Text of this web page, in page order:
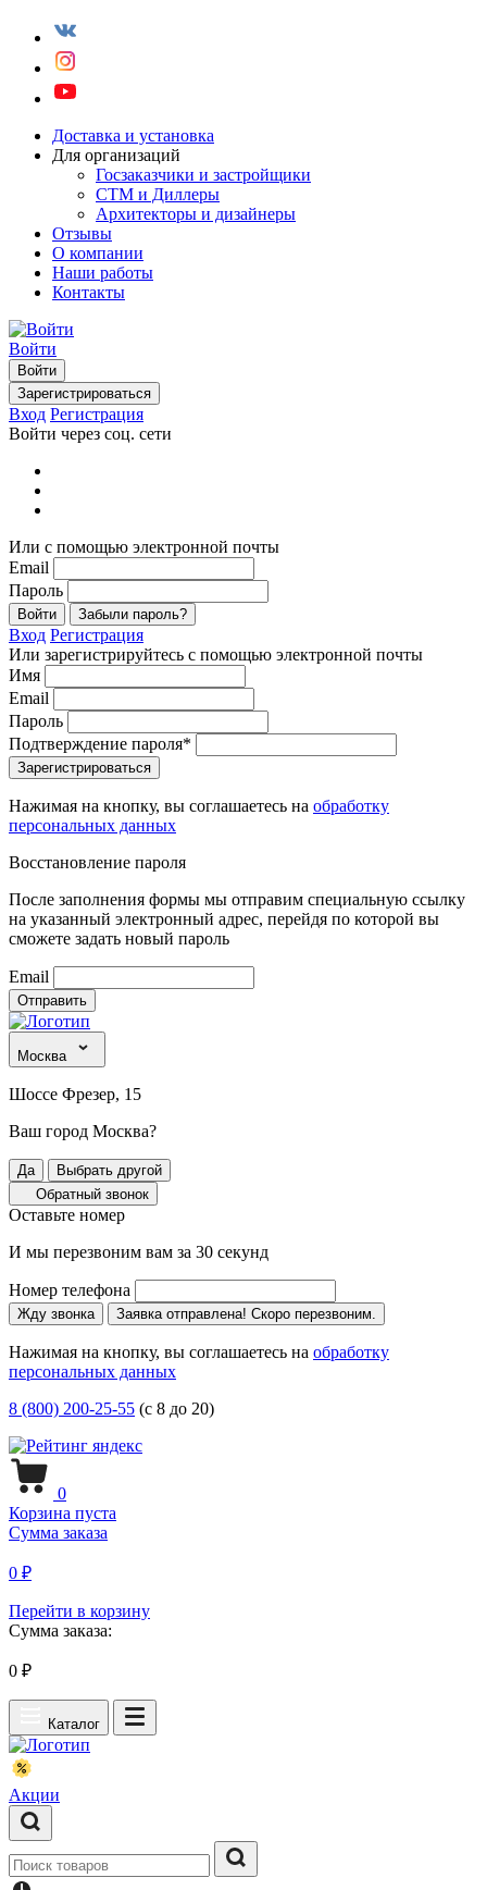
Доставка и установка
Для организаций
Госзаказчики и застройщики
СТМ и Диллеры
Архитекторы и дизайнеры
Отзывы
О компании
Наши работы
Контакты
Войти
Войти
Зарегистрироваться
Вход Регистрация
Войти через соц. сети
Или с помощью электронной почты
Email
Пароль
Войти Забыли пароль?
Вход Регистрация
Или зарегистрируйтесь с помощью электронной почты
Имя
Email
Пароль
Подтверждение пароля*
Зарегистрироваться
Нажимая на кнопку, вы соглашаетесь на обработку
персональных данных
Восстановление пароля
После заполнения формы мы отправим специальную ссылку
на указанный электронный адрес, перейдя по которой вы
сможете задать новый пароль
Email
Отправить
Москва
Шоссе Фрезер, 15
Ваш город Москва?
Да
Выбрать другой
Обратный звонок
Оставьте номер
И мы перезвоним вам за 30 секунд
Номер телефона
Жду звонка Заявка отправлена! Скоро перезвоним.
Нажимая на кнопку, вы соглашаетесь на обработку
персональных данных
8 (800) 200-25-55 (с 8 до 20)
0
Корзина пуста
Сумма заказа
0 ₽
Перейти в корзину
Сумма заказа:
0 ₽
Каталог
Акции